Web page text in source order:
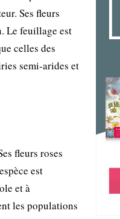
Ses fleurs
Le feuillage est
celles des
semi-arides et
fleurs roses
est
et à
les populations